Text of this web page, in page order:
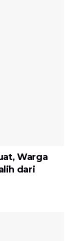
Warga
dari